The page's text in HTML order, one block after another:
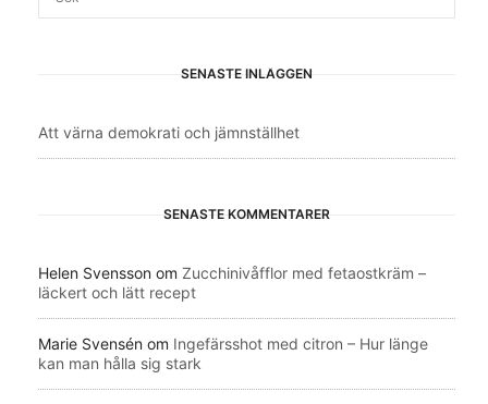
SENASTE INLÄGGEN
Att värna demokrati och jämnställhet
SENASTE KOMMENTARER
Helen Svensson om Zucchinivåfflor med fetaostkräm –
läckert och lätt recept
Marie Svensén om Ingefärsshot med citron – Hur länge
kan man hålla sig stark